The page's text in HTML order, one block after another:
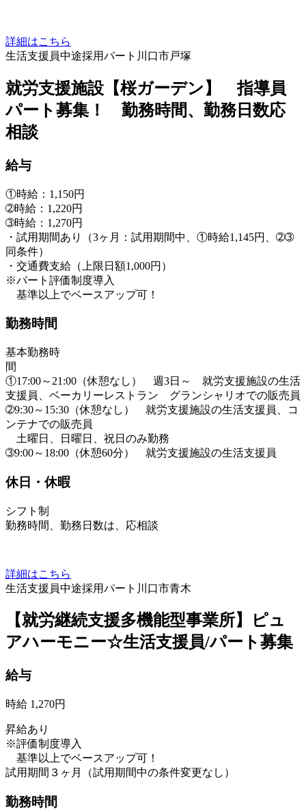
詳細はこちら
生活支援員中途採用パート 川口市戸塚
就労支援施設【桜ガーデン】 指導員
パート募集！ 勤務時間、勤務日数応
相談
給与
①時給：1,150円
➁時給：1,220円
➂時給：1,270円
・試用期間あり（3ヶ月：試用期間中、①時給1,145円、➁➂
同条件）
・交通費支給（上限日額1,000円）
※パート評価制度導入
基準以上でベースアップ可！
勤務時間
基本勤務時
①17:00～21:00（休憩なし） 週3日～ 就労支援施設の生活
支援員、ベーカリーレストラン グランシャリオでの販売員
➁9:30～15:30（休憩なし） 就労支援施設の生活支援員、コ
ンテナでの販売員
土曜日、日曜日、祝日のみ勤務
➂9:00～18:00（休憩60分） 就労支援施設の生活支援員
休日・休暇
シフト制
勤務時間、勤務日数は、応相談
詳細はこちら
生活支援員中途採用パート 川口市青木
【就労継続支援多機能型事業所】ピュ
アハーモニー☆生活支援員/パート募集
給与
時給 1,270円
昇給あり
※評価制度導入
基準以上でベースアップ可！
試用期間３ヶ月（試用期間中の条件変更なし）
勤務時間